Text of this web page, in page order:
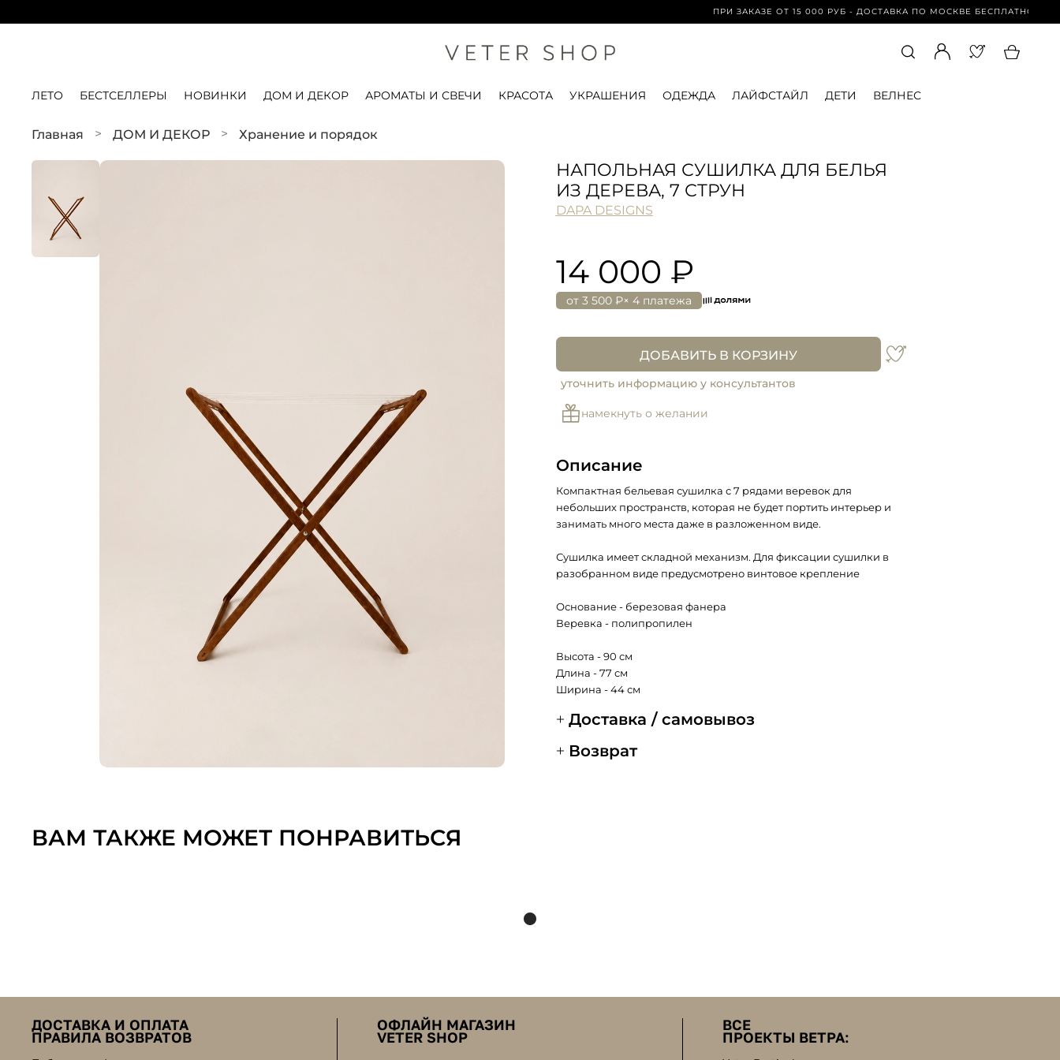
ПРИ ЗАКАЗЕ ОТ 15 000 РУБ - ДОСТАВКА ПО МОСКВЕ БЕСПЛАТНО | ПРИ
ЛЕТО БЕСТСЕЛЛЕРЫ НОВИНКИ ДОМ И ДЕКОР АРОМАТЫ И СВЕЧИ КРАСОТА УКРАШЕНИЯ ОДЕЖДА ЛАЙФСТАЙЛ ДЕТИ ВЕЛНЕС
Главная ДОМ И ДЕКОР Хранение и порядок
НАПОЛЬНАЯ СУШИЛКА ДЛЯ БЕЛЬЯ
ИЗ ДЕРЕВА, 7 СТРУН
DAPA DESIGNS
14 000 ₽
от 3 500 ₽× 4 платежа
ДОБАВИТЬ В КОРЗИНУ
уточнить информацию у консультантов
намекнуть о желании
Описание
Компактная бельевая сушилка с 7 рядами веревок для
небольших пространств, которая не будет портить интерьер и
занимать много места даже в разложенном виде.
Сушилка имеет складной механизм. Для фиксации сушилки в
разобранном виде предусмотрено винтовое крепление
Основание - березовая фанера
Веревка - полипропилен
Высота - 90 см
Длина - 77 см
Ширина - 44 см
Доставка / самовывоз
Возврат
ВАМ ТАКЖЕ МОЖЕТ ПОНРАВИТЬСЯ
ДОСТАВКА И ОПЛАТА
ПРАВИЛА ВОЗВРАТОВ
ОФЛАЙН МАГАЗИН
VETER SHOP
ВСЕ
ПРОЕКТЫ ВЕТРА: